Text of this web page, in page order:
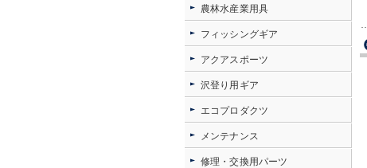
農林水産業用具
フィッシングギア
アクアスポーツ
沢登り用ギア
エコプロダクツ
メンテナンス
修理・交換用パーツ